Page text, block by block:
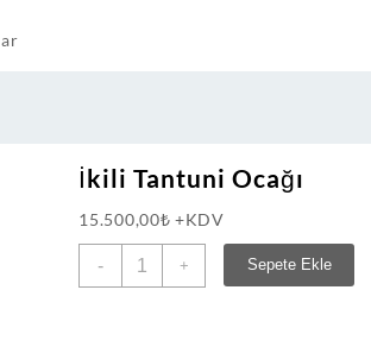
İkili Tantuni Ocağı
15.500,00₺ +KDV
-
İkili
+ Sepete Ekle